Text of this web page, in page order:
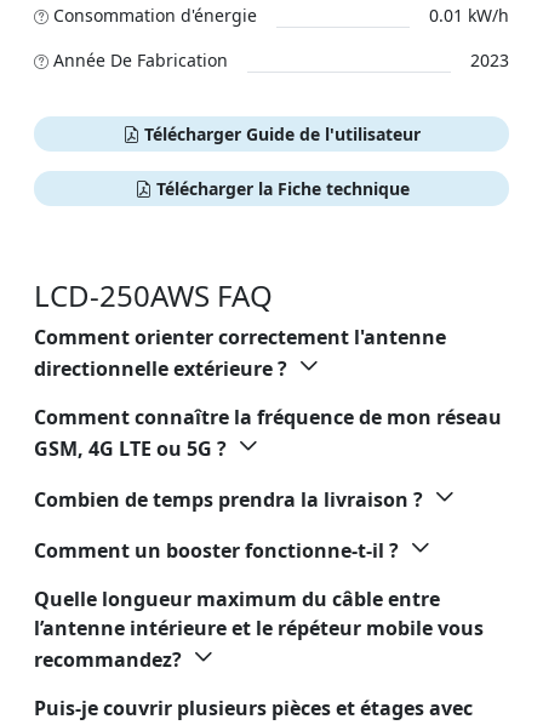
Сonsommation d'énergie
0.01 kW/h
Année De Fabrication
2023
Télécharger Guide de l'utilisateur
Télécharger la Fiche technique
LCD-250AWS FAQ
Comment orienter correctement l'antenne
directionnelle extérieure ?
Comment connaître la fréquence de mon réseau
GSM, 4G LTE ou 5G ?
Combien de temps prendra la livraison ?
Comment un booster fonctionne-t-il ?
Quelle longueur maximum du câble entre
l’antenne intérieure et le répéteur mobile vous
recommandez?
Puis-je couvrir plusieurs pièces et étages avec